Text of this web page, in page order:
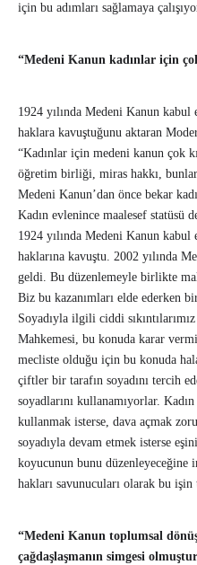
için bu adımları sağlamaya
“Medeni Kanun kadınlar için
1924 yılında Medeni Kanun kabul
haklara kavuştuğunu aktaran
“Kadınlar için medeni kanun çok
öğretim birliği, miras hakkı,
Medeni Kanun’dan önce bekar
Kadın evlenince maalesef statüsü
1924 yılında Medeni Kanun kabul
haklarına kavuştu. 2002 yılında
geldi. Bu düzenlemeyle birlikte
Biz bu kazanımları elde ederken
Soyadıyla ilgili ciddi
Mahkemesi, bu konuda karar
mecliste olduğu için bu konuda
çiftler bir tarafın soyadını tercih
soyadlarını kullanamıyorlar.
kullanmak isterse, dava açmak
soyadıyla devam etmek isterse
koyucunun bunu düzenleyeceğine
hakları savunucuları olarak bu
“Medeni Kanun toplumsal
çağdaşlaşmanın simgesi